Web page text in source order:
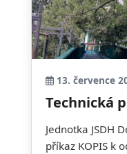
13. července
Technická
Jednotka JSDH
příkaz KOPIS k